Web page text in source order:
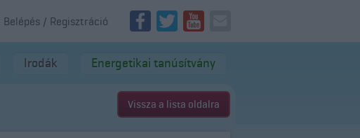
Belépés / Regisztráció
Irodák Energetikai tanúsítvány
Vissza a lista oldalra